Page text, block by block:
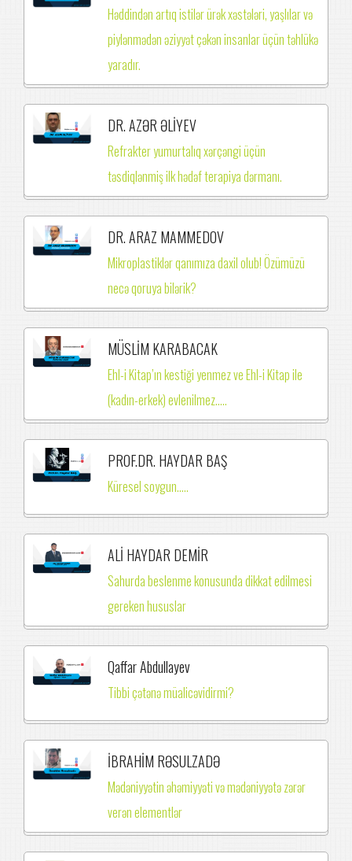
Həddindən artıq istilər ürək xəstələri, yaşlılar və
piylənmədən əziyyət çəkən insanlar üçün təhlükə
yaradır.
DR. AZƏR ƏLİYEV
Refrakter yumurtalıq xərçəngi üçün
təsdiqlənmiş ilk hədəf terapiya dərmanı.
DR. ARAZ MAMMEDOV
Mikroplastiklər qanımıza daxil olub! Özümüzü
necə qoruya bilərik?
MÜSLİM KARABACAK
Ehl-i Kitap’ın kestiği yenmez ve Ehl-i Kitap ile
(kadın-erkek) evlenilmez.….
PROF.DR. HAYDAR BAŞ
Küresel soygun.....
ALİ HAYDAR DEMİR
Sahurda beslenme konusunda dikkat edilmesi
gereken hususlar
Qaffar Abdullayev
Tibbi çətənə müalicəvidirmi?
İBRAHİM RƏSULZADƏ
Mədəniyyətin əhəmiyyəti və mədəniyyətə zərər
verən elementlər